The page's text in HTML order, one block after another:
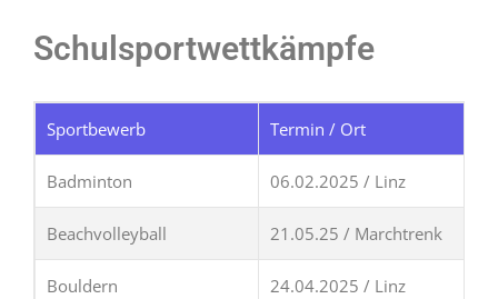
Wintersportwoche
2. Jahrgang
Als Wintersportnation ist es uns
ein Anliegen der nächten
Generation die Faszination des
Skifahrens und Snowboardens
Schulsportwettkämpfe
Sportbewerb Termin / Ort
Badminton 06.02.2025 / Linz
Beachvolleyball 21.05.25 / Marchtrenk
Bouldern 24.04.2025 / Linz